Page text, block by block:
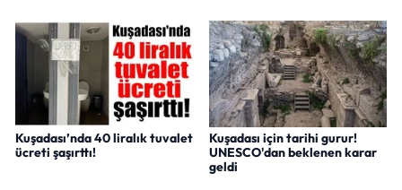
Kuşadası’nda 40 liralık tuvalet
ücreti şaşırttı!
Kuşadası için tarihi gurur!
UNESCO'dan beklenen karar
geldi